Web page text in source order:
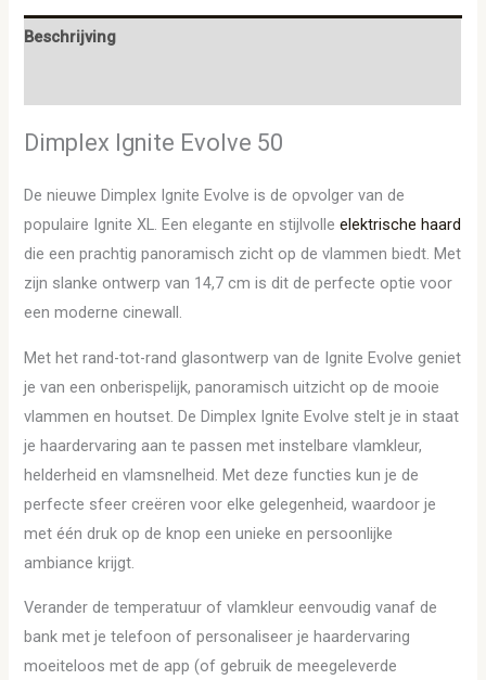
Beschrijving
Dimplex Ignite Evolve 50
De nieuwe Dimplex Ignite Evolve is de opvolger van de
populaire Ignite XL. Een elegante en stijlvolleelektrische haard
die een prachtig panoramisch zicht op de vlammen biedt. Met
zijn slanke ontwerp van 14,7 cm is dit de perfecte optie voor
een moderne cinewall.
Met het rand-tot-rand glasontwerp van de Ignite Evolve geniet
je van een onberispelijk, panoramisch uitzicht op de mooie
vlammen en houtset. De Dimplex Ignite Evolve stelt je in staat
je haardervaring aan te passen met instelbare vlamkleur,
helderheid en vlamsnelheid. Met deze functies kun je de
perfecte sfeer creëren voor elke gelegenheid, waardoor je
met één druk op de knop een unieke en persoonlijke
ambiance krijgt.
Verander de temperatuur of vlamkleur eenvoudig vanaf de
bank met je telefoon of personaliseer je haardervaring
moeiteloos met de app (of gebruik de meegeleverde